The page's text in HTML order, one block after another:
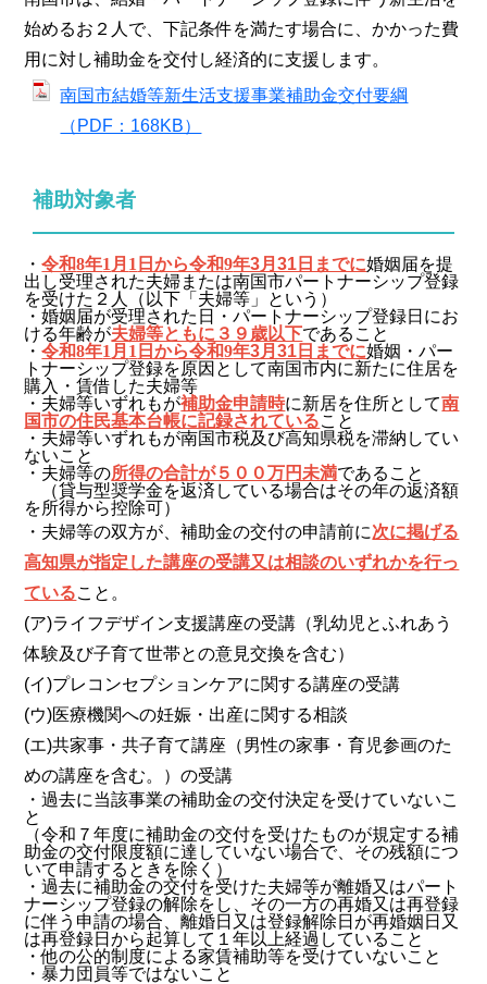
始めるお２人で、下記条件を満たす場合に、かかった費
用に対し補助金を交付し経済的に支援します。
南国市結婚等新生活支援事業補助金交付要綱
（PDF：168KB）
補助対象者
・令和8年1 月 1 日から令和9年3月31日までに婚姻届を提
出し受理された夫婦または南国市パートナーシップ登録
を受けた２人（以下「夫婦等」という）
・婚姻届が受理された日・パートナーシップ登録日にお
ける年齢が夫婦等ともに３９歳以下であること
・令和8年1 月 1 日から令和9年3月31日までに婚姻・パー
トナーシップ登録を原因として南国市内に新たに住居を
購入・賃借した夫婦等
・夫婦等いずれもが補助金申請時に新居を住所として南
国市の住民基本台帳に記録されていること
・夫婦等いずれもが南国市税及び高知県税を滞納してい
ないこと
・夫婦等の所得の合計が５００万円未満であること
（貸与型奨学金を返済している場合はその年の返済額
を所得から控除可）
・夫婦等の双方が、補助金の交付の申請前に次に掲げる
高知県が指定した講座の受講又は相談のいずれかを行っ
ていること。
(ア)ライフデザイン支援講座の受講（乳幼児とふれあう
体験及び子育て世帯との意見交換を含む）
(イ)プレコンセプションケアに関する講座の受講
(ウ)医療機関への妊娠・出産に関する相談
(エ)共家事・共子育て講座（男性の家事・育児参画のた
めの講座を含む。）の受講
・過去に当該事業の補助金の交付決定を受けていないこ
と
（令和７年度に補助金の交付を受けたものが規定する補
助金の交付限度額に達していない場合で、その残額につ
いて申請するときを除く）
・過去に補助金の交付を受けた夫婦等が離婚又はパート
ナーシップ登録の解除をし、その一方の再婚又は再登録
に伴う申請の場合、離婚日又は登録解除日が再婚姻日又
は再登録日から起算して１年以上経過していること
・他の公的制度による家賃補助等を受けていないこと
・暴力団員等ではないこと